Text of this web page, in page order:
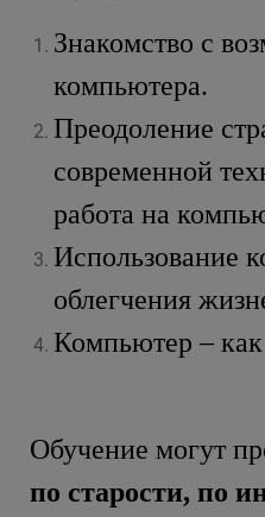
Знакомство с
компьютера.
Преодоление
современной
работа на
Использование
облегчения
Компьютер –
Обучение могут
по старости, по